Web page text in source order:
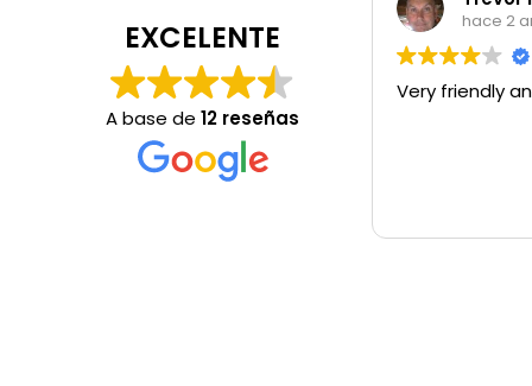
EXCELENTE
A base de 12 reseñas
Very friendly and helpfull